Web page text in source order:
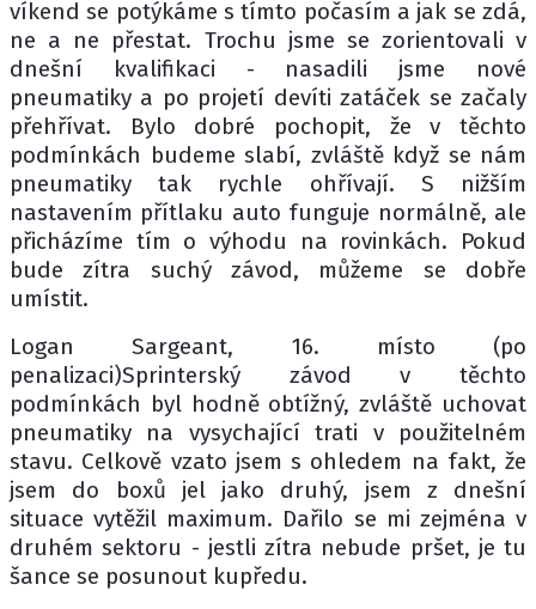
víkend se potýkáme s tímto počasím a jak se zdá,
ne a ne přestat. Trochu jsme se zorientovali v
dnešní kvalifikaci - nasadili jsme nové
pneumatiky a po projetí devíti zatáček se začaly
přehřívat. Bylo dobré pochopit, že v těchto
podmínkách budeme slabí, zvláště když se nám
pneumatiky tak rychle ohřívají. S nižším
nastavením přítlaku auto funguje normálně, ale
přicházíme tím o výhodu na rovinkách. Pokud
bude zítra suchý závod, můžeme se dobře
umístit.
Logan Sargeant, 16. místo (po
penalizaci)Sprinterský závod v těchto
podmínkách byl hodně obtížný, zvláště uchovat
pneumatiky na vysychající trati v použitelném
stavu. Celkově vzato jsem s ohledem na fakt, že
jsem do boxů jel jako druhý, jsem z dnešní
situace vytěžil maximum. Dařilo se mi zejména v
druhém sektoru - jestli zítra nebude pršet, je tu
šance se posunout kupředu.